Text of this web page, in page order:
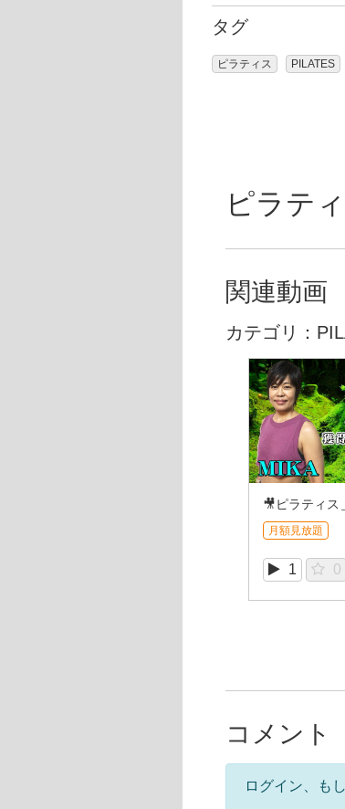
タグ
ピラティス PILATES
ピラテ
関連動画
カテゴリ：
月額見放題
1 0
コメント
ログイン、も